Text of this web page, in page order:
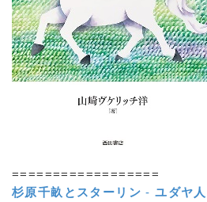
==================
杉原千畝とスターリン -ユダヤ